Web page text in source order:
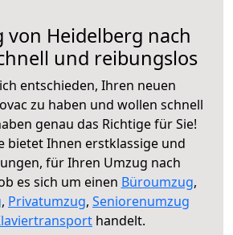
von Heidelberg nach
und reibungslos
entschieden, Ihren neuen
zu haben und wollen schnell
genau das Richtige für Sie!
bietet Ihnen erstklassige und
für Ihren Umzug nach
es sich um einen Büroumzug,
, Privatumzug, Seniorenumzug
handelt.